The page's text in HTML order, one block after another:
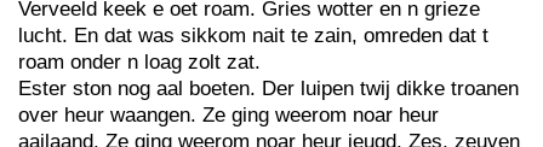
Verveeld keek e oet roam. Gries wotter en n grieze
lucht. En dat was sikkom nait te zain, omreden dat t
roam onder n loag zolt zat.
Ester ston nog aal boeten. Der luipen twij dikke troanen
over heur waangen. Ze ging weerom noar heur
aailaand. Ze ging weerom noar heur jeugd. Zes, zeuven